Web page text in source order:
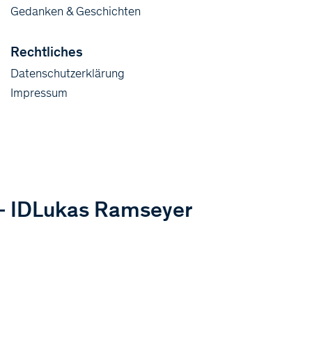
Gedanken & Geschichten
Rechtliches
Datenschutzerklärung
Impressum
IDLukas Ramseyer